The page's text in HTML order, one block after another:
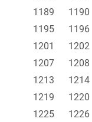
1189
1190
1195
1196
1201
1202
1207
1208
1213
1214
1219
1220
1225
1226